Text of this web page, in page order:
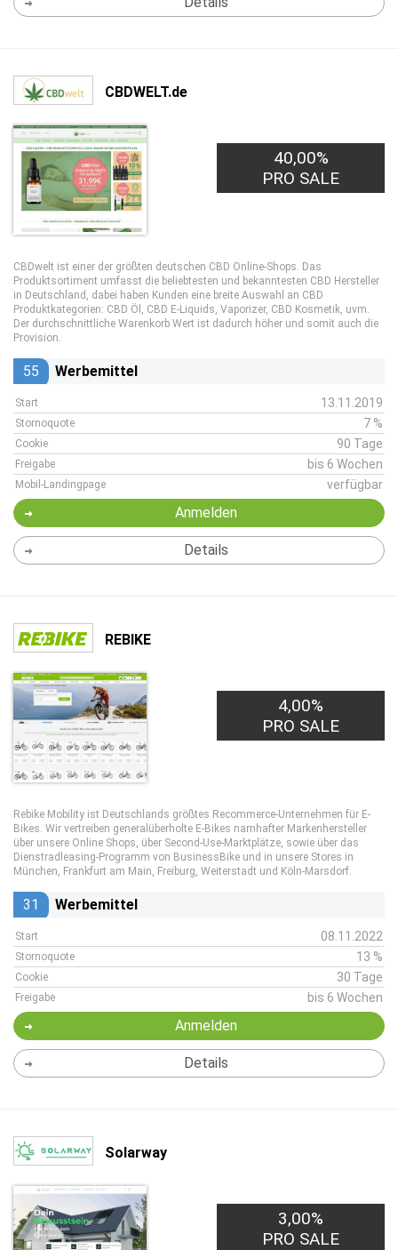
CBDWELT.de
40,00%
PRO SALE
CBDwelt ist einer der größten deutschen CBD Online-Shops. Das
Produktsortiment umfasst die beliebtesten und bekanntesten CBD Hersteller
in Deutschland, dabei haben Kunden eine breite Auswahl an CBD
Produktkategorien: CBD Öl, CBD E-Liquids, Vaporizer, CBD Kosmetik, uvm.
Der durchschnittliche Warenkorb Wert ist dadurch höher und somit auch die
Provision.
55 Werbemittel
Start 13.11.2019
Stornoquote 7 %
Cookie 90 Tage
Freigabe bis 6 Wochen
Mobil-Landingpage verfügbar
Anmelden
Details
REBIKE
4,00%
PRO SALE
Rebike Mobility ist Deutschlands größtes Recommerce-Unternehmen für E-
Bikes. Wir vertreiben generalüberholte E-Bikes namhafter Markenhersteller
über unsere Online Shops, über Second-Use-Marktplätze, sowie über das
Dienstradleasing-Programm von BusinessBike und in unsere Stores in
München, Frankfurt am Main, Freiburg, Weiterstadt und Köln-Marsdorf.
31 Werbemittel
Start 08.11.2022
Stornoquote 13 %
Cookie 30 Tage
Freigabe bis 6 Wochen
Anmelden
Details
Solarway
3,00%
PRO SALE